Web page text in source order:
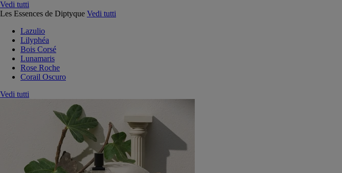
Vedi tutti
Les Essences de Diptyque Vedi tutti
Lazulio
Lilyphéa
Bois Corsé
Lunamaris
Rose Roche
Corail Oscuro
Vedi tutti